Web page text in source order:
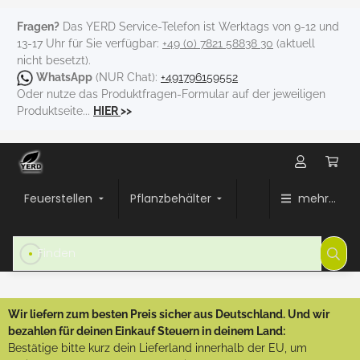
Fragen? Das YERD Service-Telefon ist Werktags von 9-12 und
13-17 Uhr für Sie verfügbar: +49 (0) 7821 58838 30 (aktuell
nicht besetzt).
WhatsApp (NUR Chat): +491796159552
Oder nutze das Produktfragen-Formular auf der jeweiligen
Produktseite... HIER>>
Feuerstellen Pflanzbehälter mehr...
Wir liefern zum besten Preis sicher aus Deutschland. Und wir
bezahlen für deinen Einkauf Steuern in deinem Land:
Bestätige bitte kurz dein Lieferland innerhalb der EU, um